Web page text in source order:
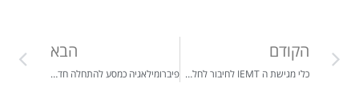
הקודם
כלי מגישת ה IEMT לחיבור לחלק הבריא בתוכנו
הבא
פיברומילאגיה כמסע להתחלה חדשה וצמיחה למשמעות